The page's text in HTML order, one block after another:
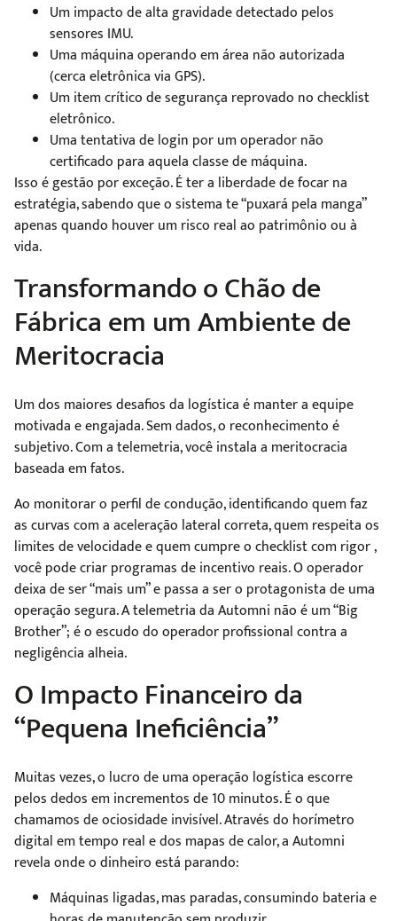
Um impacto de alta gravidade detectado pelos
sensores IMU.
Uma máquina operando em área não autorizada
(cerca eletrônica via GPS).
Um item crítico de segurança reprovado no checklist
eletrônico.
Uma tentativa de login por um operador não
certificado para aquela classe de máquina.
Isso é gestão por exceção. É ter a liberdade de focar na
estratégia, sabendo que o sistema te “puxará pela manga”
apenas quando houver um risco real ao patrimônio ou à
vida.
Transformando o Chão de
Fábrica em um Ambiente de
Meritocracia
Um dos maiores desafios da logística é manter a equipe
motivada e engajada. Sem dados, o reconhecimento é
subjetivo. Com a telemetria, você instala a meritocracia
baseada em fatos.
Ao monitorar o perfil de condução, identificando quem faz
as curvas com a aceleração lateral correta, quem respeita os
limites de velocidade e quem cumpre o checklist com rigor ,
você pode criar programas de incentivo reais. O operador
deixa de ser “mais um” e passa a ser o protagonista de uma
operação segura. A telemetria da Automni não é um “Big
Brother”; é o escudo do operador profissional contra a
negligência alheia.
O Impacto Financeiro da
“Pequena Ineficiência”
Muitas vezes, o lucro de uma operação logística escorre
pelos dedos em incrementos de 10 minutos. É o que
chamamos de ociosidade invisível. Através do horímetro
digital em tempo real e dos mapas de calor, a Automni
revela onde o dinheiro está parando:
Máquinas ligadas, mas paradas, consumindo bateria e